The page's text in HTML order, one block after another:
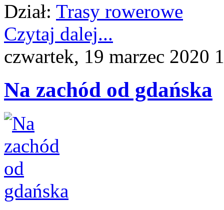
Dział: Trasy rowerowe
Czytaj dalej...
czwartek, 19 marzec 2020
Na zachód od gdańska